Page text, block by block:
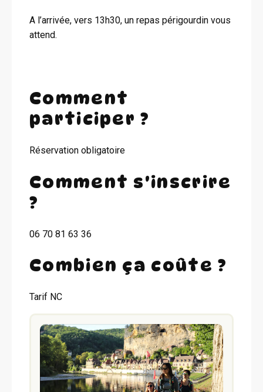
A l’arrivée, vers 13h30, un repas périgourdin vous
attend.
Comment
participer ?
Réservation obligatoire
Comment s'inscrire
?
06 70 81 63 36
Combien ça coûte ?
Tarif NC